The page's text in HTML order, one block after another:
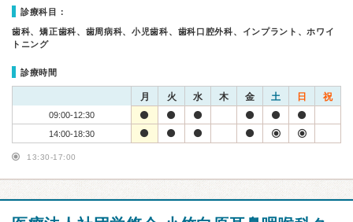
診療科目：
歯科、矯正歯科、歯周病科、小児歯科、歯科口腔外科、インプラント、ホワイ
トニング
診療時間
月 火 水 木 金 土 日 祝
09:00-12:30
14:00-18:30
13:30-17:00